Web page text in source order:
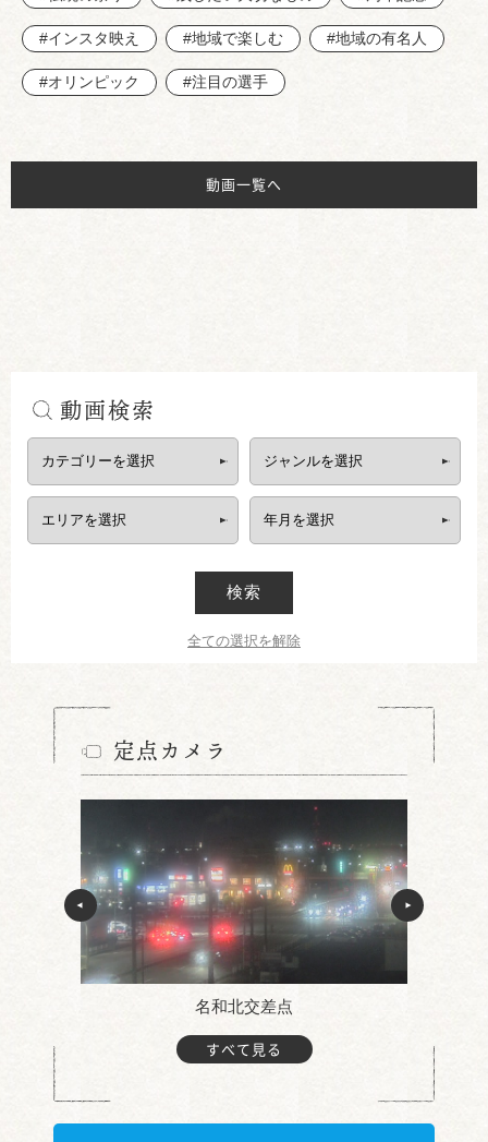
#インスタ映え #地域で楽しむ #地域の有名人
#オリンピック #注目の選手
動画一覧へ
動画検索
検索
全ての選択を解除
定点カメラ
名和北交差点
すべて見る